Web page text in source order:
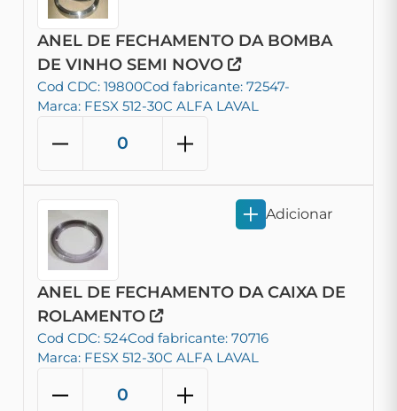
ANEL DE FECHAMENTO DA BOMBA
DE VINHO SEMI NOVO
Cod CDC: 19800Cod fabricante: 72547-
Marca: FESX 512-30C ALFA LAVAL
ANEL DE FECHAMENTO DA CAIXA DE
ROLAMENTO
Cod CDC: 524Cod fabricante: 70716
Marca: FESX 512-30C ALFA LAVAL
Adicionar